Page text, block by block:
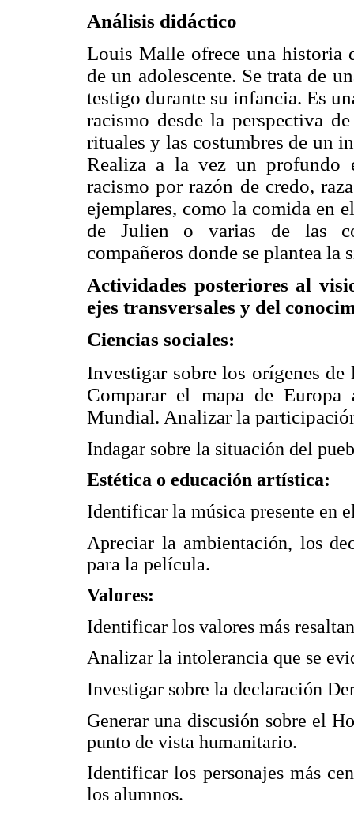
Análisis didáctico
Louis Malle ofrece una historia
de un adolescente. Se trata de
testigo durante su infancia. Es
racismo desde la perspectiva
rituales y las costumbres de un
Realiza a la vez un profundo
racismo por razón de credo,
ejemplares, como la comida en
de Julien o varias de las
compañeros donde se plantea la
Actividades posteriores al
ejes transversales y del
Ciencias sociales:
Investigar sobre los orígenes
Comparar el mapa de Europa
Mundial. Analizar la
Indagar sobre la situación del
Estética o educación artística:
Identificar la música presente en
Apreciar la ambientación, los
para la película.
Valores:
Identificar los valores más
Analizar la intolerancia que se
Investigar sobre la declaración
Generar una discusión sobre el
punto de vista humanitario.
Identificar los personajes más
los alumnos.